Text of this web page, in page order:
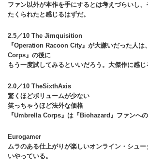
ファン以外が本作を手にするとは考えづらいし
たくられたと感じるはずだ。
2.5／10 The Jimquisition
『Operation Racoon City』が大嫌いだった人は
Corps』の後に
もう一度試してみるといいだろう。大傑作に感じ
2.0／10 TheSixthAxis
驚くほどボリュームが少ない
笑っちゃうほど法外な価格
『Umbrella Corps』は『Biohazard』ファンへの
Eurogamer
ムラのある仕上がりが楽しいオンライン・シュ
いやっている。